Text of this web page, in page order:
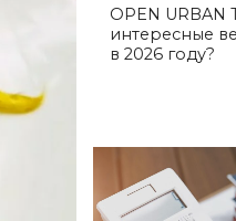
OPEN URBAN
интересные
в 2026 году?